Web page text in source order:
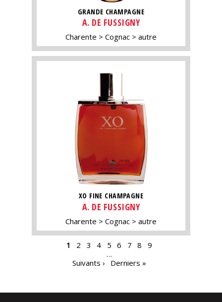
GRANDE CHAMPAGNE
A. DE FUSSIGNY
Charente Cognac autre
XO FINE CHAMPAGNE
A. DE FUSSIGNY
Charente Cognac autre
1 2 3 4 5 6 7 8
9
…
Suivants ›
Derniers »